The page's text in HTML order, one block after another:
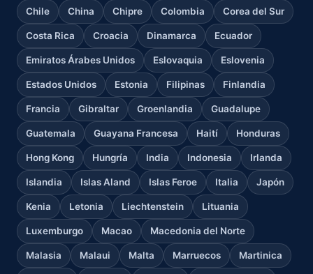
Chile China Chipre Colombia Corea del Sur
Costa Rica Croacia Dinamarca Ecuador
Emiratos Árabes Unidos Eslovaquia Eslovenia
Estados Unidos Estonia Filipinas Finlandia
Francia Gibraltar Groenlandia Guadalupe
Guatemala Guayana Francesa Haití Honduras
Hong Kong Hungría India Indonesia Irlanda
Islandia Islas Aland Islas Feroe Italia Japón
Kenia Letonia Liechtenstein Lituania
Luxemburgo Macao Macedonia del Norte
Malasia Malaui Malta Marruecos Martinica